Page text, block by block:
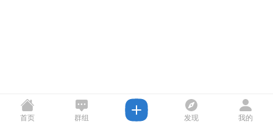
首页 群组 发现 我的